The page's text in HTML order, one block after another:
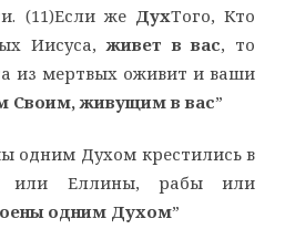
(11)Если же ДухТого, Кто
Иисуса,живет в вас, то
из мертвых оживит и ваши
Своим, живущим в вас”
одним Духом крестились в
или Еллины, рабы или
одним Духом”